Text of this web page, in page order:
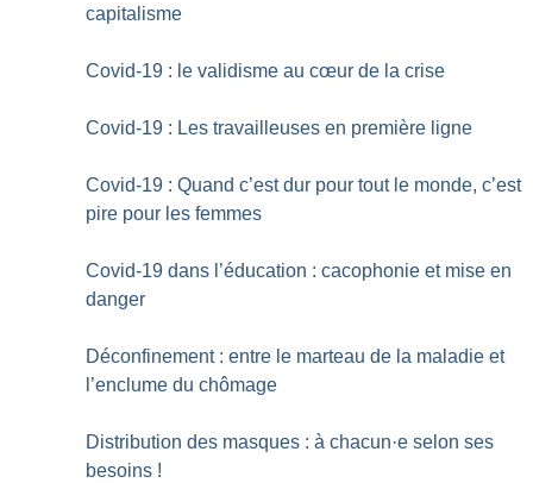
capitalisme
Covid-19 : le validisme au cœur de la crise
Covid-19 : Les travailleuses en première ligne
Covid-19 : Quand c’est dur pour tout le monde, c’est
pire pour les femmes
Covid-19 dans l’éducation : cacophonie et mise en
danger
Déconfinement : entre le marteau de la maladie et
l’enclume du chômage
Distribution des masques : à chacun·e selon ses
besoins !